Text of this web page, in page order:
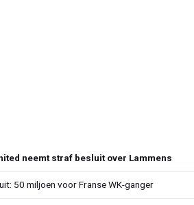
neemt straf besluit over Lammens
50 miljoen voor Franse WK-ganger